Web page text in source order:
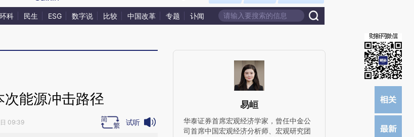
环科 民生 ESG 数字说 比较 中国改革 专题 讣闻
能源冲击路径
09:39 试听
易峘
华泰证券首席宏观经济学家，曾任中金公
司首席中国宏观经济分析师、宏观研究团